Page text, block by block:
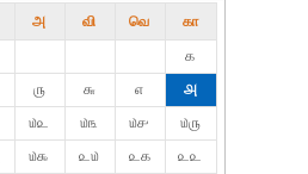
அ வி வெ கா
௧
௫ ௬ ௭
௮
௰௨ ௰௩ ௰௪
௰௫
௰௯ ௨௰ ௨௧
௨௨